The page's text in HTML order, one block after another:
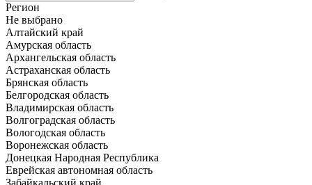
Регион
Не выбрано
Алтайский край
Амурская область
Архангельская область
Астраханская область
Брянская область
Белгородская область
Владимирская область
Волгоградская область
Вологодская область
Воронежская область
Донецкая Народная Республика
Еврейская автономная область
Забайкальский край